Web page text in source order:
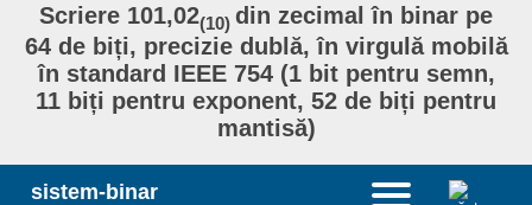
Scriere 101,02(10) din zecimal în binar pe
64 de biți, precizie dublă, în virgulă mobilă
în standard IEEE 754 (1 bit pentru semn,
11 biți pentru exponent, 52 de biți pentru
mantisă)
sistem-binar